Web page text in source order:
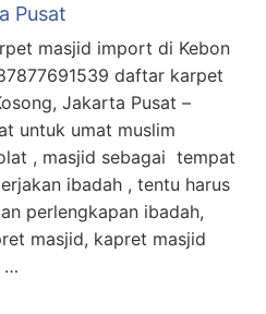
Pusat
masjid import di Kebon
daftar karpet
Jakarta Pusat –
untuk umat muslim
, masjid sebagai tempat
ibadah , tentu harus
perlengkapan ibadah,
masjid, kapret masjid
…